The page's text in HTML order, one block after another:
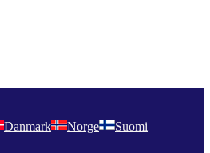
Danmark Norge Suomi